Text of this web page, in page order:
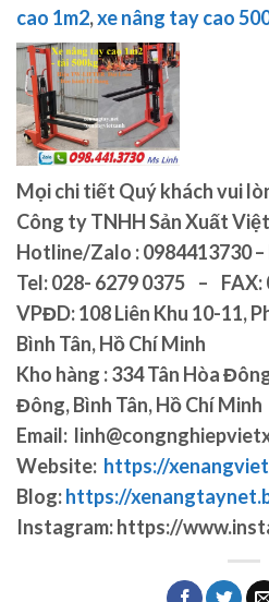
cao 1m2,xe nâng tay cao
Mọi chi tiết Quý khách vui
Công ty TNHH Sản Xuất
Hotline/Zalo : 0984413730 –
Tel:028- 6279 0375 – FAX:
VPĐD:108 Liên Khu 10-11,
Bình Tân, Hồ Chí Minh
Kho hàng :334 Tân Hòa
Đông, Bình Tân, Hồ Chí Minh
Email:
Website: https://
Blog:https://
Instagram:https://